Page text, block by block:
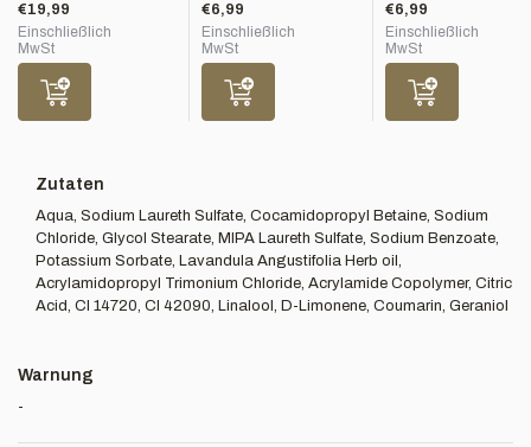
€19,99
Einschließlich
MwSt
€6,99
Einschließlich
MwSt
€6,99
Einschließlich
MwSt
Zutaten
Aqua, Sodium Laureth Sulfate, Cocamidopropyl Betaine, Sodium
Chloride, Glycol Stearate, MIPA Laureth Sulfate, Sodium Benzoate,
Potassium Sorbate, Lavandula Angustifolia Herb oil,
Acrylamidopropyl Trimonium Chloride, Acrylamide Copolymer, Citric
Acid, CI 14720, CI 42090, Linalool, D-Limonene, Coumarin, Geraniol
Warnung
-